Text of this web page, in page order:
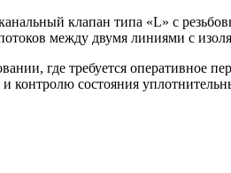
клапан типа «L» с
между двумя линиями с
где требуется оперативное
контролю состояния